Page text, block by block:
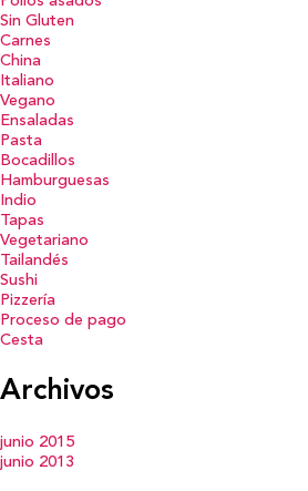
Sin Gluten
Carnes
China
Italiano
Vegano
Ensaladas
Pasta
Bocadillos
Hamburguesas
Indio
Tapas
Vegetariano
Tailandés
Sushi
Pizzería
Proceso de pago
Cesta
Archivos
junio 2015
junio 2013